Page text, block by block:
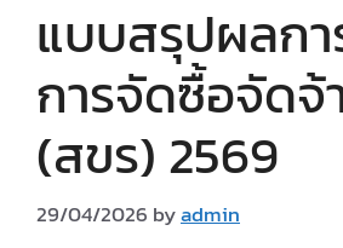
แบบสรุปผลกา
การจัดซื้อจัดจ้
(สขร) 2569
29/04/2026 byadmin